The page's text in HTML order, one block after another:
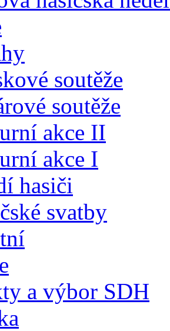
soutěže
soutěže
akce II
akce I
hasiči
svatby
a výbor SDH